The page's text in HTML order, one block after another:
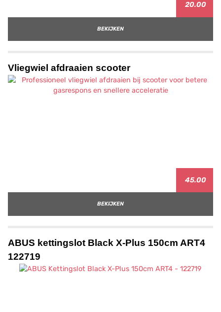
20.00
BEKIJKEN
Vliegwiel afdraaien scooter
45.00
BEKIJKEN
ABUS kettingslot Black X-Plus 150cm ART4
122719